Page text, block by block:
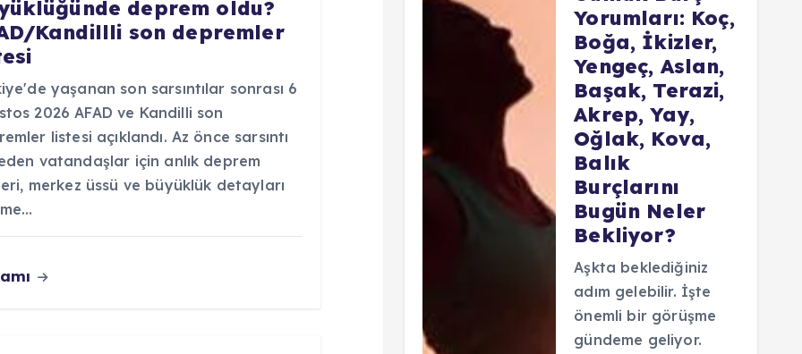
deprem oldu?
Kandillli son depremler
yaşanan son sarsıntılar sonrası 6
2026 AFAD ve Kandilli son
listesi açıklandı. Az önce sarsıntı
vatandaşlar için anlık deprem
merkez üssü ve büyüklük detayları
Yorumları: Koç,
Boğa, İkizler,
Yengeç, Aslan,
Başak, Terazi,
Akrep, Yay,
Oğlak, Kova,
Balık
Burçlarını
Bugün Neler
Bekliyor?
Aşkta beklediğiniz
adım gelebilir. İşte
önemli bir görüşme
gündeme geliyor.